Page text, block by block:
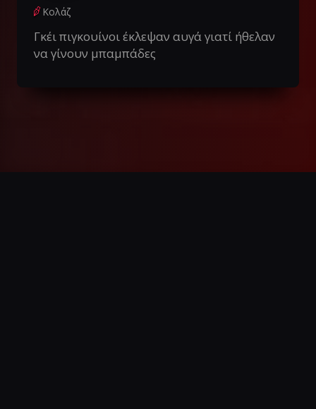
Κολάζ
Γκέι πιγκουίνοι έκλεψαν αυγά γιατί ήθελαν
να γίνουν μπαμπάδες